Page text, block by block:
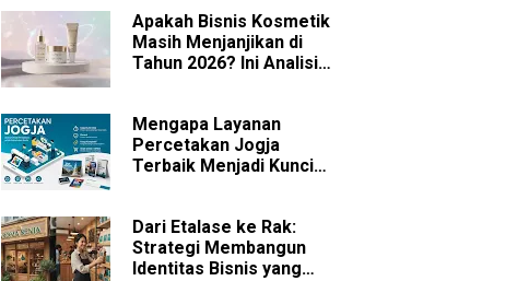
Apakah Bisnis Kosmetik
Masih Menjanjikan di
Tahun 2026? Ini Analisis
Mengapa Layanan
Percetakan Jogja
Terbaik Menjadi Kunci
Dari Etalase ke Rak:
Strategi Membangun
Identitas Bisnis yang